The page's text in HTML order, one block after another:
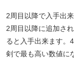
2周目以降で入手出
2周目以降に追加さ
ると入手出来ます。
剣で最も高い数値に